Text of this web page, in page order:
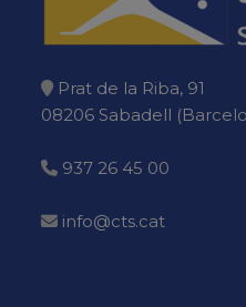
Prat de la Riba, 91
08206 Sabadell
937 26 45 00
info@cts.cat